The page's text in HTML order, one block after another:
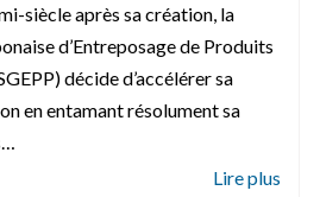
siècle après sa création, la
d’Entreposage de Produits
décide d’accélérer sa
en entamant résolument sa